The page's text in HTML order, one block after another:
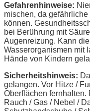
Gefahrenhinweise:
mischen, da
können.
bei Berührung mit
Augenreizung. Kann
Wasserorganismen mit
Hände von Kindern
Sicherheitshinweis:
gelangen. Vor Hitze /
Oberflächen fernhalten.
Rauch / Gas / Nebel /